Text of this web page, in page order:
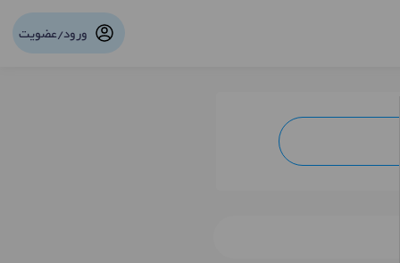
ورود/عضویت